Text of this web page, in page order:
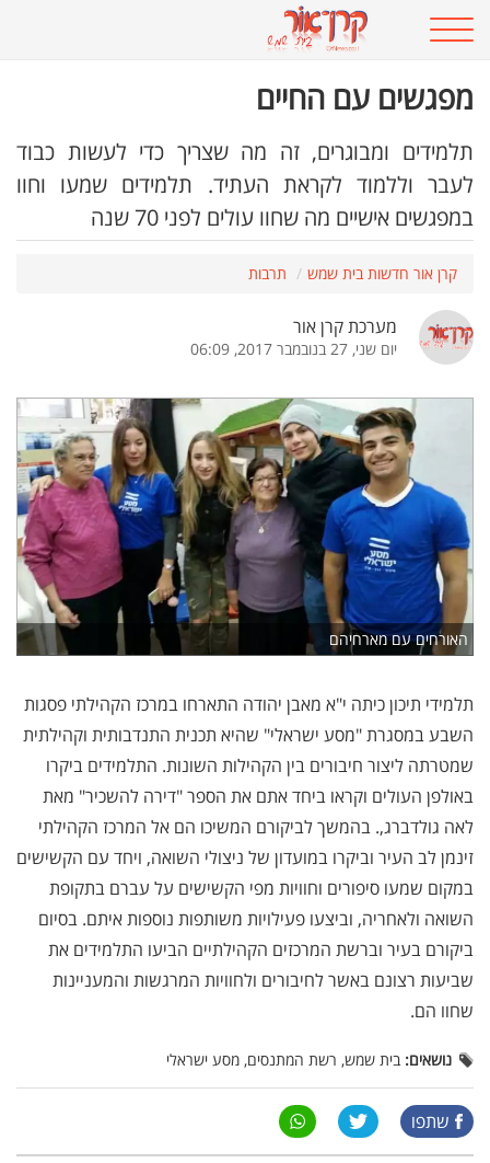
מפגשים עם החיים
תלמידים ומבוגרים, זה מה שצריך כדי לעשות כבוד
לעבר וללמוד לקראת העתיד. תלמידים שמעו וחוו
במפגשים אישיים מה שחוו עולים לפני 70 שנה
קרן אור חדשות בית שמש תרבות
מערכת קרן אור
יום שני, 27 בנובמבר 2017, 06:09
האורחים עם מארחיהם
תלמידי תיכון כיתה י"א מאבן יהודה התארחו במרכז הקהילתי פסגות
השבע במסגרת "מסע ישראלי" שהיא תכנית התנדבותית וקהילתית
שמטרתה ליצור חיבורים בין הקהילות השונות. התלמידים ביקרו
באולפן העולים וקראו ביחד אתם את הספר "דירה להשכיר" מאת
לאה גולדברג,. בהמשך לביקורם המשיכו הם אל המרכז הקהילתי
זינמן לב העיר וביקרו במועדון של ניצולי השואה, ויחד עם הקשישים
במקום שמעו סיפורים וחוויות מפי הקשישים על עברם בתקופת
השואה ולאחריה, וביצעו פעילויות משותפות נוספות איתם. בסיום
ביקורם בעיר וברשת המרכזים הקהילתיים הביעו התלמידים את
שביעות רצונם באשר לחיבורים ולחוויות המרגשות והמעניינות
שחוו הם.
נושאים: בית שמש, רשת המתנסים, מסע ישראלי
שתפו